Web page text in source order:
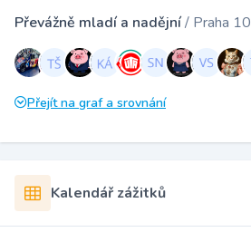
Převážně mladí a nadějní/ Praha 10
Přejít na graf a srovnání
Kalendář zážitků